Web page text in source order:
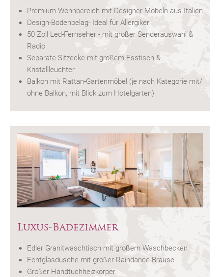
Premium-Wohnbereich mit Designer-Möbeln aus Italien
Design-Bodenbelag- Ideal für Allergiker
50 Zoll Led-Fernseher - mit großer Senderauswahl &
Radio
Separate Sitzecke mit großem Esstisch &
Kristallleuchter
Balkon mit Rattan-Gartenmöbel (je nach Kategorie mit/
ohne Balkon, mit Blick zum Hotelgarten)
Luxus-Badezimmer
Edler Granitwaschtisch mit großem Waschbecken
Echtglasdusche mit großer Raindance-Brause
Großer Handtuchheizkörper